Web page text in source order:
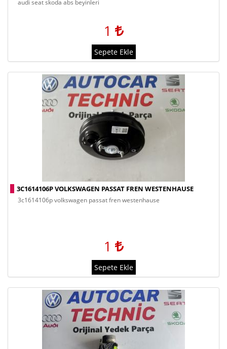
audi seat skoda abs beyinleri
1
Sepete Ekle
3C1614106P VOLKSWAGEN PASSAT FREN WESTENHAUSE
3c1614106p volkswagen passat fren westenhause
1
Sepete Ekle